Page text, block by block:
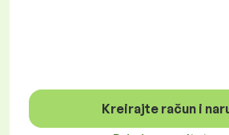
Kreirajte račun i